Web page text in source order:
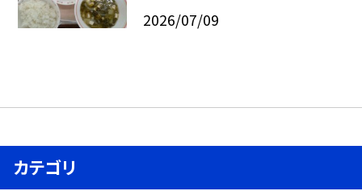
2026/07/09
カテゴリ